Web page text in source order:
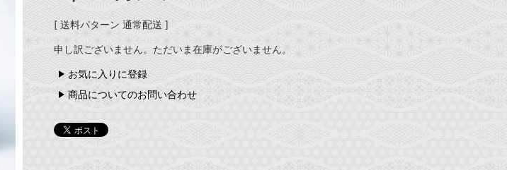
[ 送料パターン 通常配送 ]
申し訳ございません。ただいま在庫がございません。
お気に入りに登録
商品についてのお問い合わせ